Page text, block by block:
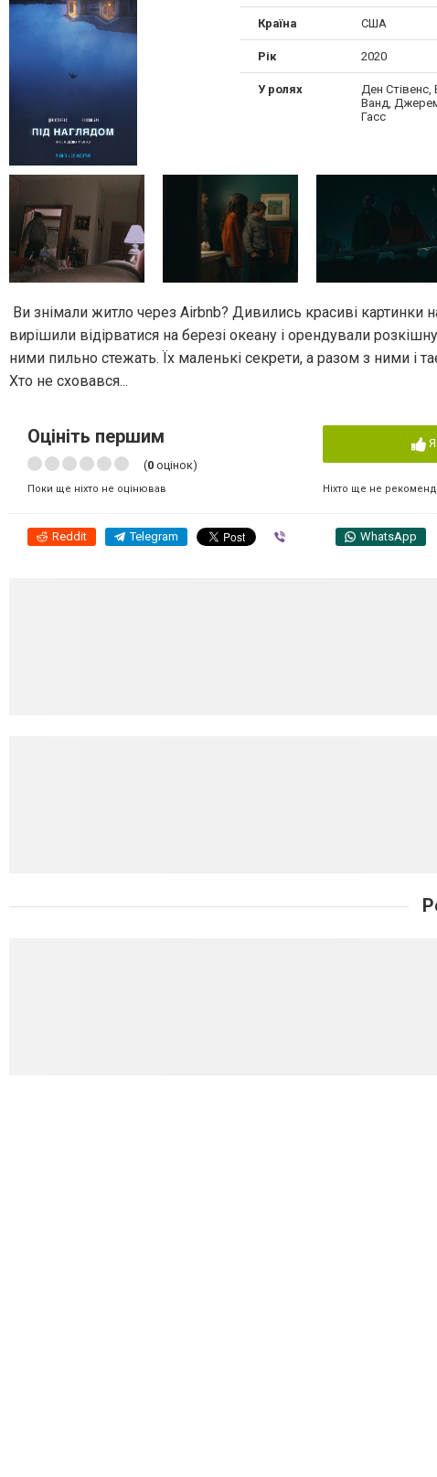
Країна США
Рік 2020
У ролях
Ден Стівенс,
Ванд,
Гасс
Ви знімали житло через Airbnb? Дивились красиві картинки
вирішили відірватися на березі океану і орендували
ними пильно стежать. Їх маленькі секрети, а разом з ними і
Хто не сховався...
Оцініть першим
(0 оцінок)
Поки ще ніхто не оцінював Ніхто ще не
Reddit Telegram WhatsApp